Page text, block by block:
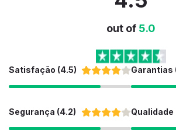
out of 5.0
Satisfação (4.5)
Segurança (4.2)
Garantias
Qualidade